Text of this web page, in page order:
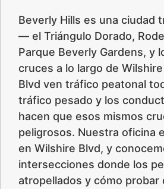
Beverly Hills es una ciudad
— el Triángulo Dorado,
Parque Beverly Gardens, y
cruces a lo largo de
Blvd ven tráfico peatonal
tráfico pesado y los
hacen que esos mismos
peligrosos. Nuestra oficina
en Wilshire Blvd, y
intersecciones donde los
atropellados y cómo probar